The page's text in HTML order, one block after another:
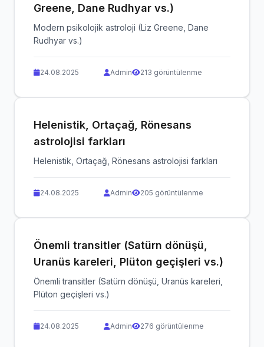
Greene, Dane Rudhyar vs.)
Modern psikolojik astroloji (Liz Greene, Dane
Rudhyar vs.)
24.08.2025 Admin 213 görüntülenme
Helenistik, Ortaçağ, Rönesans
astrolojisi farkları
Helenistik, Ortaçağ, Rönesans astrolojisi farkları
24.08.2025 Admin 205 görüntülenme
Önemli transitler (Satürn dönüşü,
Uranüs kareleri, Plüton geçişleri vs.)
Önemli transitler (Satürn dönüşü, Uranüs kareleri,
Plüton geçişleri vs.)
24.08.2025 Admin 276 görüntülenme